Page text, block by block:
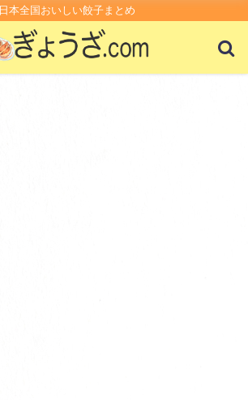
日本全国おいしい餃子まとめ